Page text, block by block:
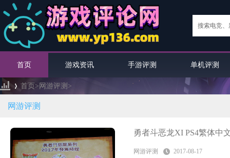
首页 游戏资讯 手游评测 单机评测
›
首页> 网游评测 >
网游评测
勇者斗恶龙XI PS4繁体中
网游评测 2017-08-17